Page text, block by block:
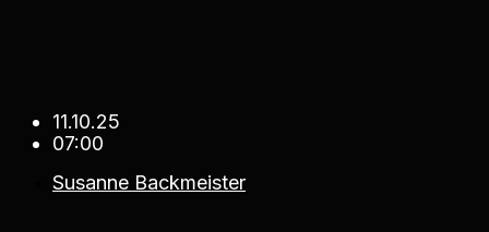
11.10.25
07:00
Susanne Backmeister